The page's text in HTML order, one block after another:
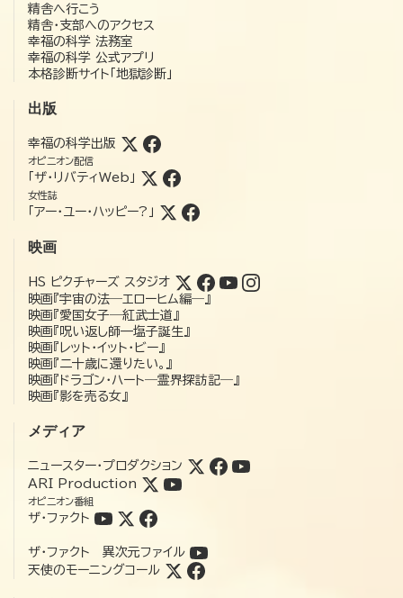
精舎へ行こう
精舎・支部へのアクセス
幸福の科学 法務室
幸福の科学 公式アプリ
本格診断サイト「地獄診断」
出版
幸福の科学出版
オピニオン配信
「ザ・リバティWeb」
女性誌
「アー・ユー・ハッピー?」
映画
HS ピクチャーズ スタジオ
映画『宇宙の法―エローヒム編―』
映画『愛国女子―紅武士道』
映画『呪い返し師—塩子誕生』
映画『レット・イット・ビー』
映画『二十歳に還りたい。』
映画『ドラゴン・ハート―霊界探訪記―』
映画『影を売る女』
メディア
ニュースター・プロダクション
ARI Production
オピニオン番組
ザ・ファクト
ザ・ファクト 異次元ファイル
天使のモーニングコール